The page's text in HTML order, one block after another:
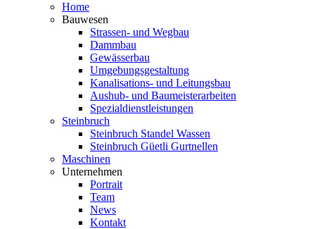
Home
Bauwesen
Strassen- und Wegbau
Dammbau
Gewässerbau
Umgebungsgestaltung
Kanalisations- und Leitungsbau
Aushub- und Baumeisterarbeiten
Spezialdienstleistungen
Steinbruch
Steinbruch Standel Wassen
Steinbruch Güetli Gurtnellen
Maschinen
Unternehmen
Portrait
Team
News
Kontakt